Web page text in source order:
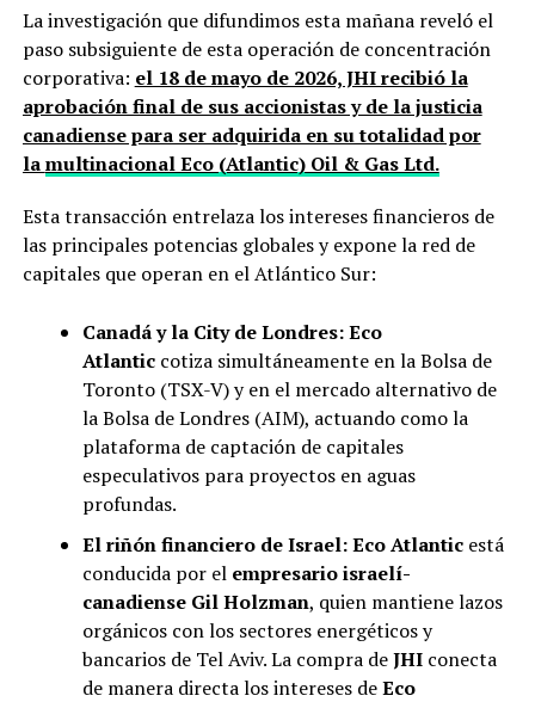
La investigación que difundimos esta mañana reveló el
paso subsiguiente de esta operación de concentración
corporativa: el 18 de mayo de 2026, JHI recibió la
aprobación final de sus accionistas y de la justicia
canadiense para ser adquirida en su totalidad por
lamultinacional Eco (Atlantic) Oil & Gas Ltd.
Esta transacción entrelaza los intereses financieros de
las principales potencias globales y expone la red de
capitales que operan en el Atlántico Sur:
Canadá y la City de Londres:Eco
Atlanticcotiza simultáneamente en la Bolsa de
Toronto (TSX-V) y en el mercado alternativo de
la Bolsa de Londres (AIM), actuando como la
plataforma de captación de capitales
especulativos para proyectos en aguas
profundas.
El riñón financiero de Israel:Eco Atlanticestá
conducida por el empresario israelí-
canadiense Gil Holzman, quien mantiene lazos
orgánicos con los sectores energéticos y
bancarios de Tel Aviv. La compra deJHIconecta
de manera directa los intereses deEco